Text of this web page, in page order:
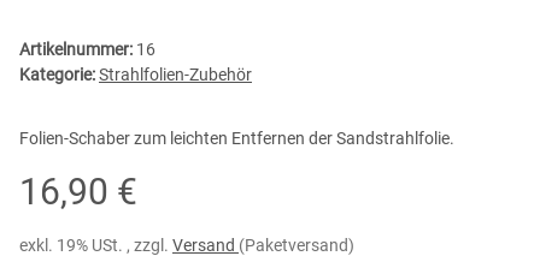
Artikelnummer: 16
Kategorie:Strahlfolien-Zubehör
Folien-Schaber zum leichten Entfernen der Sandstrahlfolie.
16,90 €
exkl. 19% USt. , zzgl. Versand (Paketversand)